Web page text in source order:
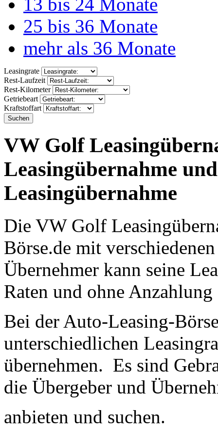
25 bis 36 Monate
mehr als 36 Monate
Leasingrate
Rest-Laufzeit
Rest-Kilometer
Getriebeart
Kraftstoffart
Suchen
VW Golf
Leasingübernahme
Leasingübernahme
Die VW Golf
Börse.de mit
Übernehmer kann seine
Raten und ohne
Bei der Auto-Leasing-
unterschiedlichen
übernehmen. Es sind
die Übergeber und
anbieten und suchen.